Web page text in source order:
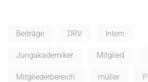
Beiträge DRV Intern
Jungakademiker Mitglied
Mitgliederbereich müller